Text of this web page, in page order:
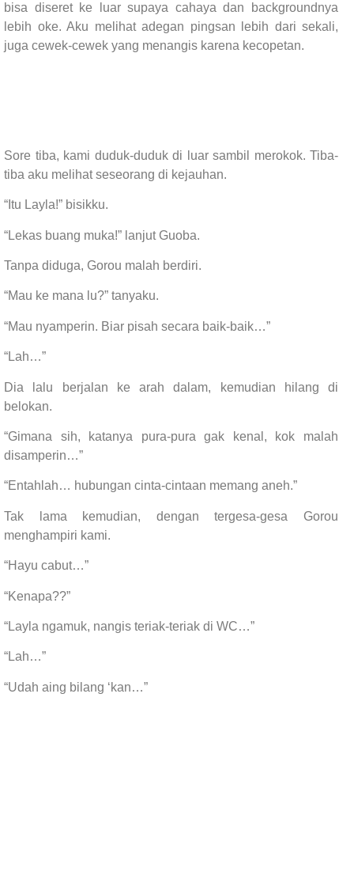
bisa diseret ke luar supaya cahaya dan backgroundnya
lebih oke. Aku melihat adegan pingsan lebih dari sekali,
juga cewek-cewek yang menangis karena kecopetan.
Sore tiba, kami duduk-duduk di luar sambil merokok. Tiba-
tiba aku melihat seseorang di kejauhan.
“Itu Layla!” bisikku.
“Lekas buang muka!” lanjut Guoba.
Tanpa diduga, Gorou malah berdiri.
“Mau ke mana lu?” tanyaku.
“Mau nyamperin. Biar pisah secara baik-baik…”
“Lah…”
Dia lalu berjalan ke arah dalam, kemudian hilang di
belokan.
“Gimana sih, katanya pura-pura gak kenal, kok malah
disamperin…”
“Entahlah… hubungan cinta-cintaan memang aneh.”
Tak lama kemudian, dengan tergesa-gesa Gorou
menghampiri kami.
“Hayu cabut…”
“Kenapa??”
“Layla ngamuk, nangis teriak-teriak di WC…”
“Lah…”
“Udah aing bilang ‘kan…”